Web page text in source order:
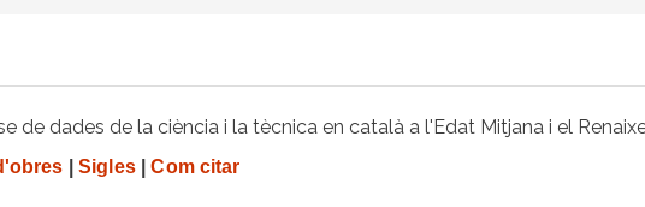
de dades de la ciència i la tècnica en català a l'Edat Mitjana i el
Sigles| Com citar